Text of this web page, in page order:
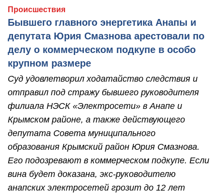
Происшествия
Бывшего главного энергетика Анапы и
депутата Юрия Смазнова арестовали по
делу о коммерческом подкупе в особо
крупном размере
Суд удовлетворил ходатайство следствия и
отправил под стражу бывшего руководителя
филиала НЭСК «Электросети» в Анапе и
Крымском районе, а также действующего
депутата Совета муниципального
образования Крымский район Юрия Смазнова.
Его подозревают в коммерческом подкупе. Если
вина будет доказана, экс-руководителю
анапских электросетей грозит до 12 лет